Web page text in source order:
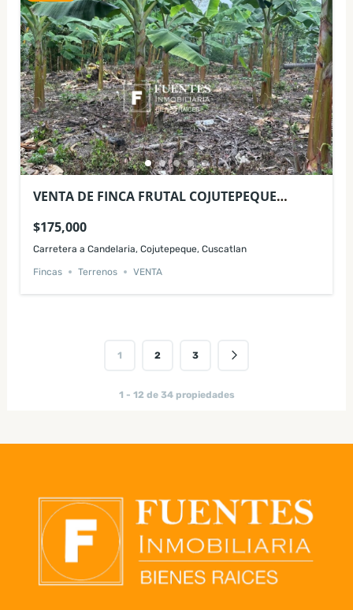
VENTA DE FINCA FRUTAL COJUTEPEQUE
$175,000
Carretera a Candelaria, Cojutepeque, Cuscatlan
Fincas Terrenos VENTA
1 2 3
1 - 12 de 34 propiedades